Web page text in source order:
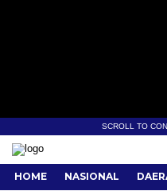
SCROLL TO
HOME NASIONAL